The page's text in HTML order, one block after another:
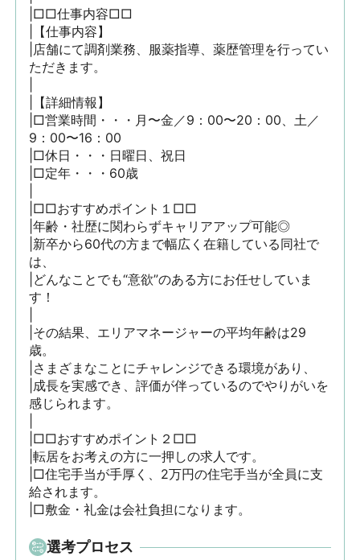
|□□仕事内容□□
|【仕事内容】
|店舗にて調剤業務、服薬指導、薬歴管理を行ってい
ただきます。
|【詳細情報】
|□営業時間・・・月〜金／9：00〜20：00、土／
9：00〜16：00
|□休日・・・日曜日、祝日
|□定年・・・60歳
|□□おすすめポイント１□□
|年齢・社歴に関わらずキャリアアップ可能◎
|新卒から60代の方まで幅広く在籍している同社で
は、
|どんなことでも“意欲”のある方にお任せしていま
す！
|その結果、エリアマネージャーの平均年齢は29
歳。
|さまざまなことにチャレンジできる環境があり、
|成長を実感でき、評価が伴っているのでやりがいを
感じられます。
|□□おすすめポイント２□□
|転居をお考えの方に一押しの求人です。
|□住宅手当が手厚く、2万円の住宅手当が全員に支
給されます。
|□敷金・礼金は会社負担になります。
選考プロセス